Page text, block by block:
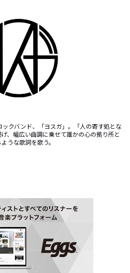
クバンド、「ヨスガ」。「人の寄す処とな
、幅広い曲調に乗せて誰かの心の拠り所と
うな歌詞を歌う。